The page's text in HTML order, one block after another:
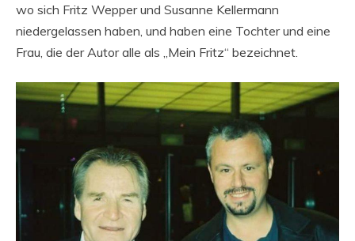
wo sich Fritz Wepper und Susanne Kellermann
niedergelassen haben, und haben eine Tochter und eine
Frau, die der Autor alle als „Mein Fritz“ bezeichnet.